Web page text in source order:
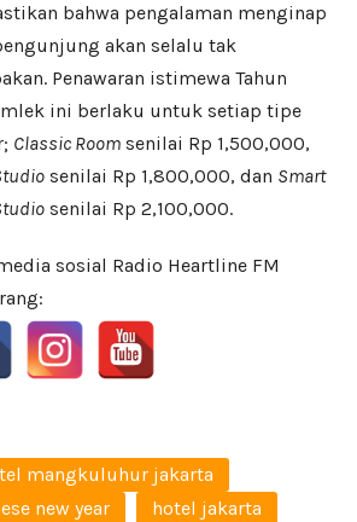
bahwa pengalaman menginap
akan selalu tak
Penawaran istimewa Tahun
ini berlaku untuk setiap tipe
Classic Room senilai Rp 1,500,000,
senilai Rp 1,800,000, dan Smart
senilai Rp 2,100,000.
sosial Radio Heartline FM
mangkuluhur jakarta
new year
hotel jakarta